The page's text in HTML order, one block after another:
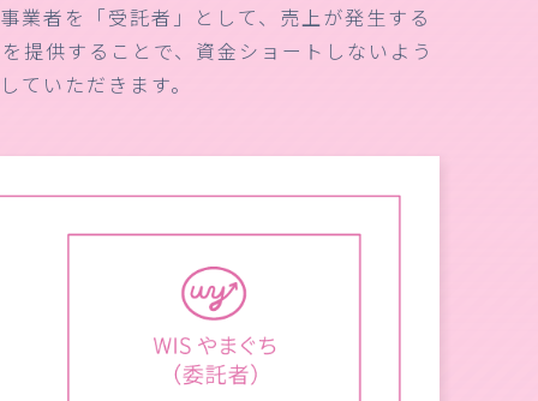
業者を「受託者」として、売上が発生する
提供することで、資金ショートしないよう
いただきます。